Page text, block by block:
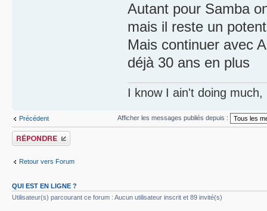
Autant pour Samba
mais il reste un
Mais continuer avec
déjà 30 ans en plus
I know I ain't doing
Précédent Afficher les messages publiés depuis :
Publier une réponse
Retour vers Forum
QUI EST EN LIGNE ?
Utilisateur(s) parcourant ce forum : Aucun utilisateur inscrit et 89 invité(s)